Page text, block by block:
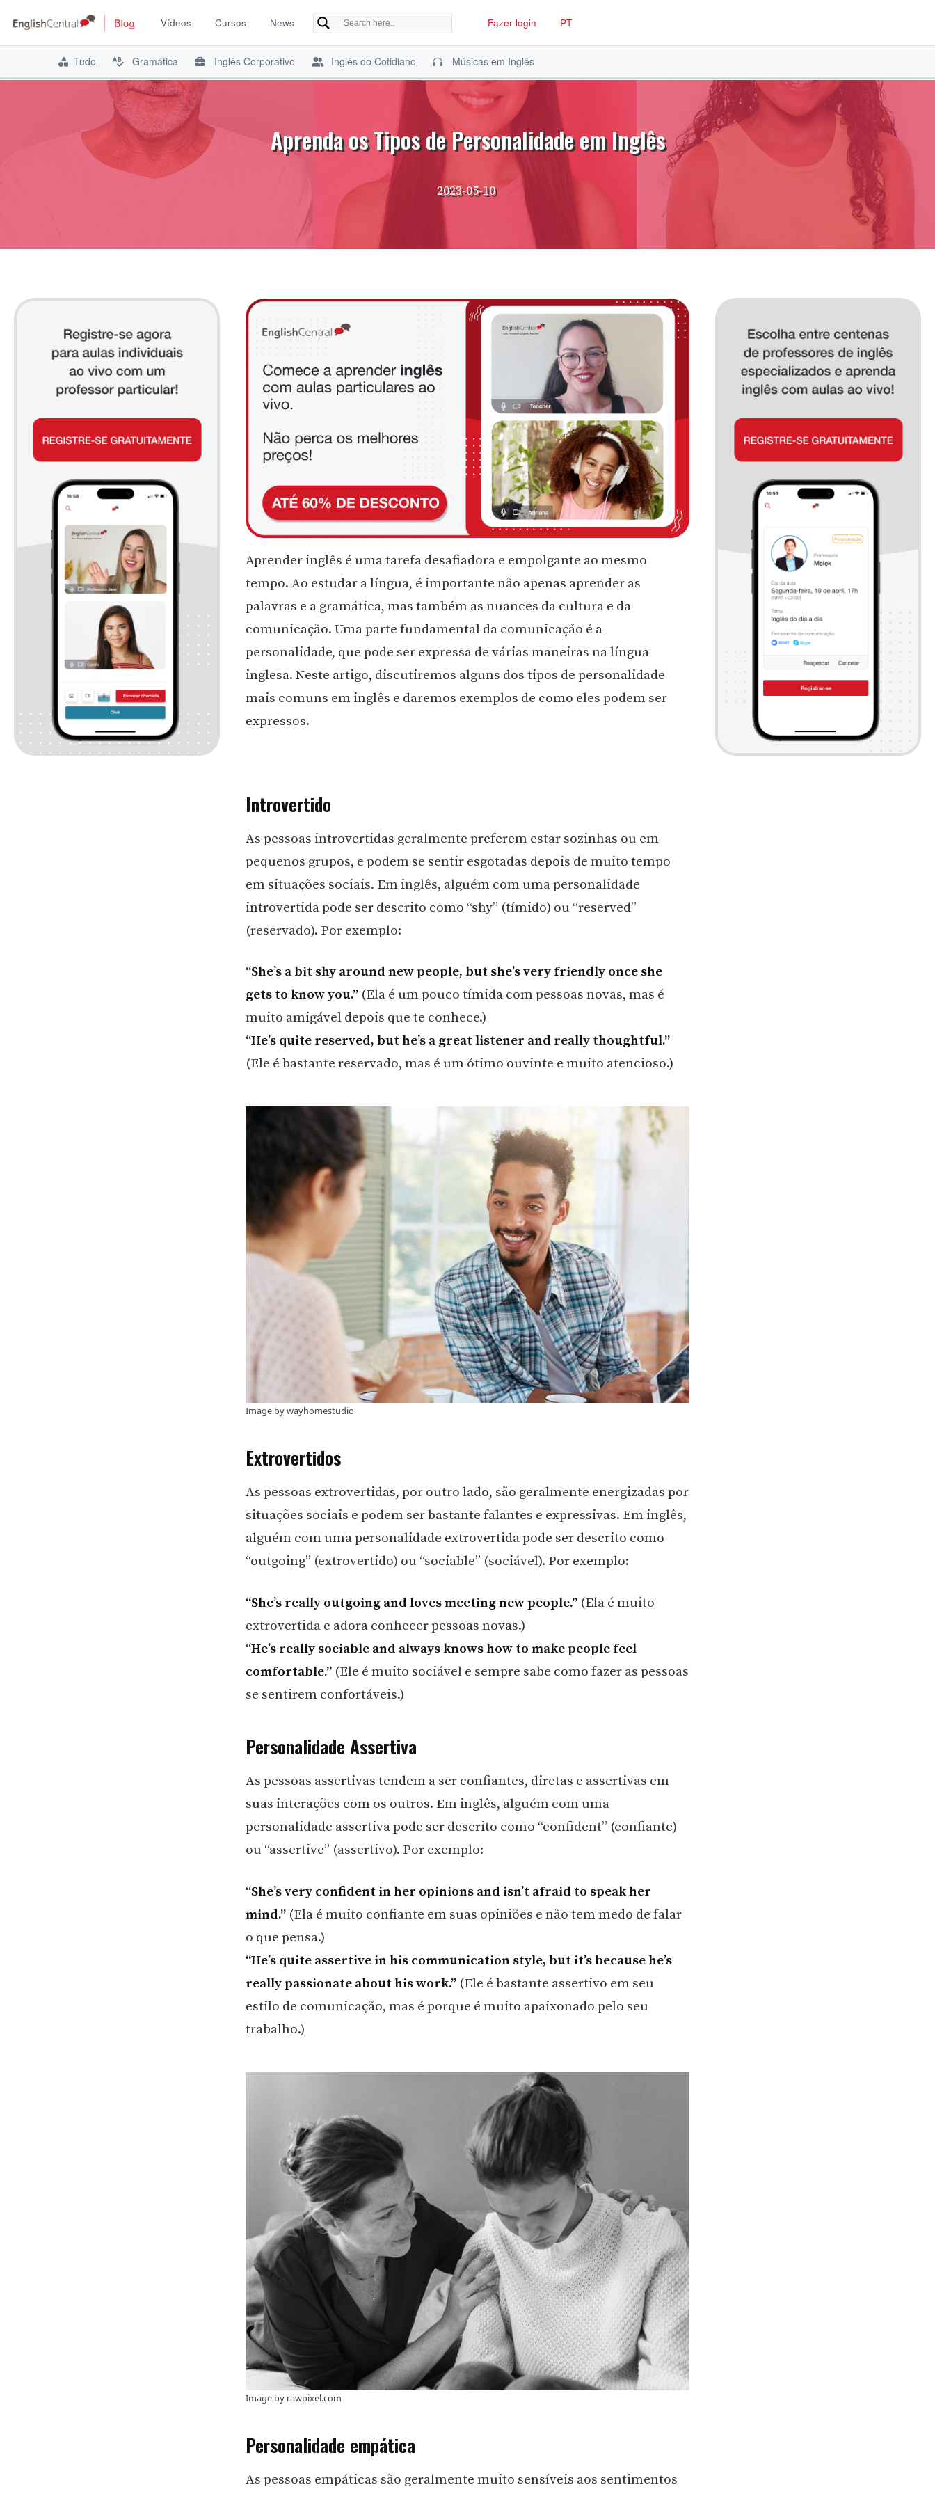
Vídeos Cursos News Fazer login PT
Tudo Gramática Inglês Corporativo Inglês do Cotidiano Músicas em Inglês
Aprenda os Tipos de Personalidade em Inglês
2023-05-10
Aprender inglês é uma tarefa desafiadora e empolgante ao mesmo
tempo. Ao estudar a língua, é importante não apenas aprender as
palavras e a gramática, mas também as nuances da cultura e da
comunicação. Uma parte fundamental da comunicação é a
personalidade, que pode ser expressa de várias maneiras na língua
inglesa. Neste artigo, discutiremos alguns dos tipos de personalidade
mais comuns em inglês e daremos exemplos de como eles podem ser
expressos.
Introvertido
As pessoas introvertidas geralmente preferem estar sozinhas ou em
pequenos grupos, e podem se sentir esgotadas depois de muito tempo
em situações sociais. Em inglês, alguém com uma personalidade
introvertida pode ser descrito como “shy” (tímido) ou “reserved”
(reservado). Por exemplo:
“She’s a bit shy around new people, but she’s very friendly once she
gets to know you.”(Ela é um pouco tímida com pessoas novas, mas é
muito amigável depois que te conhece.)
“He’s quite reserved, but he’s a great listener and really thoughtful.”
(Ele é bastante reservado, mas é um ótimo ouvinte e muito atencioso.)
Image by wayhomestudio
Extrovertidos
As pessoas extrovertidas, por outro lado, são geralmente energizadas por
situações sociais e podem ser bastante falantes e expressivas. Em inglês,
alguém com uma personalidade extrovertida pode ser descrito como
“outgoing” (extrovertido) ou “sociable” (sociável). Por exemplo:
“She’s really outgoing and loves meeting new people.”(Ela é muito
extrovertida e adora conhecer pessoas novas.)
“He’s really sociable and always knows how to make people feel
comfortable.”(Ele é muito sociável e sempre sabe como fazer as pessoas
se sentirem confortáveis.)
Personalidade Assertiva
As pessoas assertivas tendem a ser confiantes, diretas e assertivas em
suas interações com os outros. Em inglês, alguém com uma
personalidade assertiva pode ser descrito como “confident” (confiante)
ou “assertive” (assertivo). Por exemplo:
“She’s very confident in her opinions and isn’t afraid to speak her
mind.”(Ela é muito confiante em suas opiniões e não tem medo de falar
o que pensa.)
“He’s quite assertive in his communication style, but it’s because he’s
really passionate about his work.”(Ele é bastante assertivo em seu
estilo de comunicação, mas é porque é muito apaixonado pelo seu
trabalho.)
Image by rawpixel.com
Personalidade empática
As pessoas empáticas são geralmente muito sensíveis aos sentimentos